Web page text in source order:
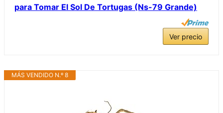
para Tomar El Sol De Tortugas (Ns-79 Grande)
Ver precio
MÁS VENDIDO N.º 8